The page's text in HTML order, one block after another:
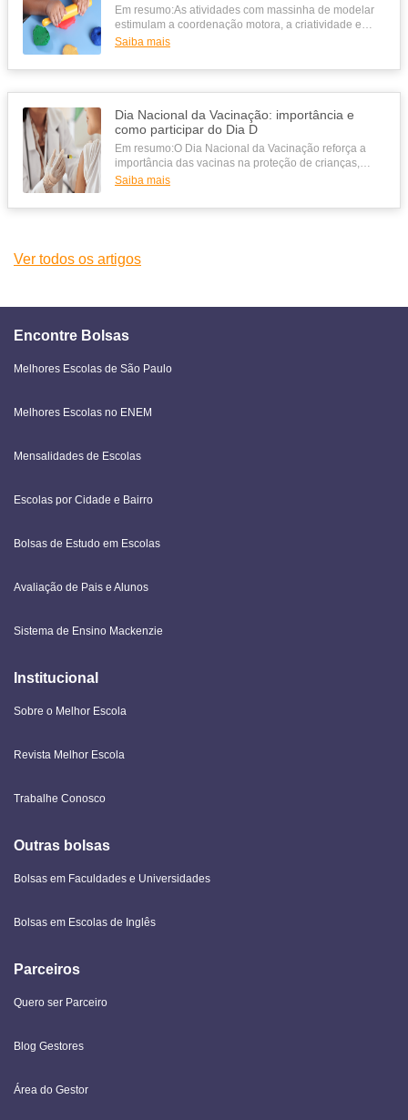
Em resumo:As atividades com massinha de modelar
estimulam a coordenação motora, a criatividade e
concentração dos pequenos de...
Saiba mais
Dia Nacional da Vacinação: importância e
como participar do Dia D
Em resumo:O Dia Nacional da Vacinação reforça a
importância das vacinas na proteção de crianças,
adolescentes e toda a socied...
Saiba mais
Ver todos os artigos
Encontre Bolsas
Melhores Escolas de São Paulo
Melhores Escolas no ENEM
Mensalidades de Escolas
Escolas por Cidade e Bairro
Bolsas de Estudo em Escolas
Avaliação de Pais e Alunos
Sistema de Ensino Mackenzie
Institucional
Sobre o Melhor Escola
Revista Melhor Escola
Trabalhe Conosco
Outras bolsas
Bolsas em Faculdades e Universidades
Bolsas em Escolas de Inglês
Parceiros
Quero ser Parceiro
Blog Gestores
Área do Gestor